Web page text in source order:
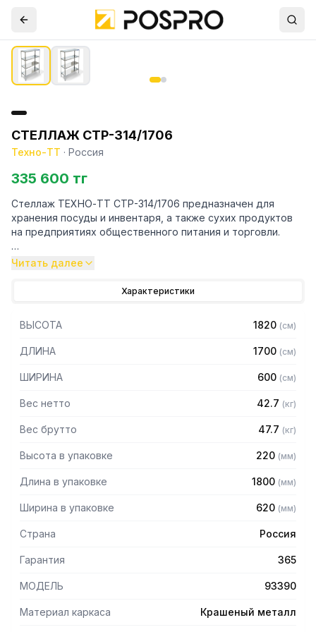
СТЕЛЛАЖ СТР-314/1706
Техно-ТТ · Россия
335 600 тг
Стеллаж ТЕХНО-ТТ СТР-314/1706 предназначен для
хранения посуды и инвентаря, а также сухих продуктов
на предприятиях общественного питания и торговли.
Особенности:
— Стеллаж технологический разборный
— Четыре сплошные полки из нержавеющей стали марки
AISI 430 толщиной 0,8 мм
— Расстояние между полками регулируемое с шагом 50
мм
— Стеллаж поставляется в разобранном виде
Читать далее
Характеристики
ВЫСОТА 1820 (см)
ДЛИНА 1700 (см)
ШИРИНА 600 (см)
Вес нетто 42.7 (кг)
Вес брутто 47.7 (кг)
Высота в упаковке 220 (мм)
Длина в упаковке 1800 (мм)
Ширина в упаковке 620 (мм)
Страна Россия
Гарантия 365
МОДЕЛЬ 93390
Материал каркаса Крашеный металл